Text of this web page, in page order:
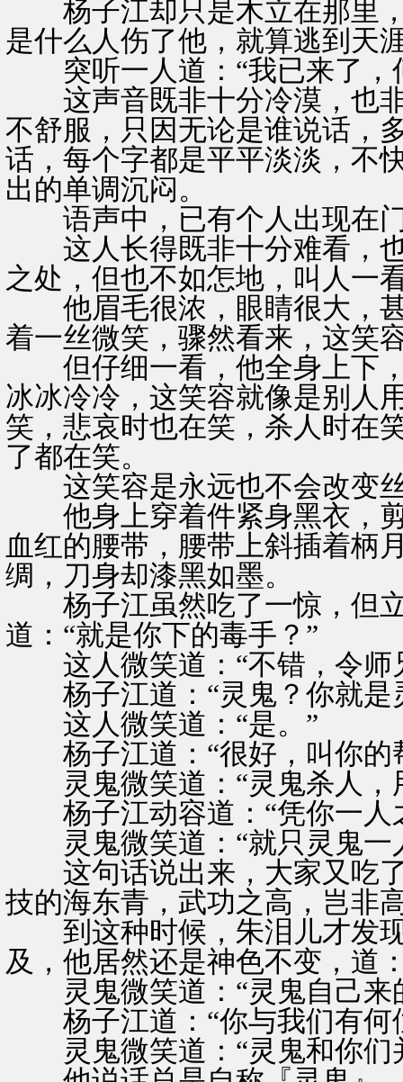
杨子江却只是木立在那里，
是什么人伤了他，就算逃到天
突听一人道：“我已来了，
这声音既非十分冷漠，也非
不舒服，只因无论是谁说话，
话，每个字都是平平淡淡，不
出的单调沉闷。
语声中，已有个人出现在
这人长得既非十分难看，也
之处，但也不如怎地，叫人一
他眉毛很浓，眼睛很大，甚
着一丝微笑，骤然看来，这笑
但仔细一看，他全身上下，
冰冰冷冷，这笑容就像是别人
笑，悲哀时也在笑，杀人时在
了都在笑。
这笑容是永远也不会改变
他身上穿着件紧身黑衣，剪
血红的腰带，腰带上斜插着柄
绸，刀身却漆黑如墨。
杨子江虽然吃了一惊，但立
道：“就是你下的毒手？”
这人微笑道：“不错，令师
杨子江道：“灵鬼？你就是
这人微笑道：“是。”
杨子江道：“很好，叫你的
灵鬼微笑道：“灵鬼杀人，
杨子江动容道：“凭你一人
灵鬼微笑道：“就只灵鬼一
这句话说出来，大家又吃了
技的海东青，武功之高，岂非
到这种时候，朱泪儿才发现
及，他居然还是神色不变，道
灵鬼微笑道：“灵鬼自己来
杨子江道：“你与我们有何
灵鬼微笑道：“灵鬼和你们